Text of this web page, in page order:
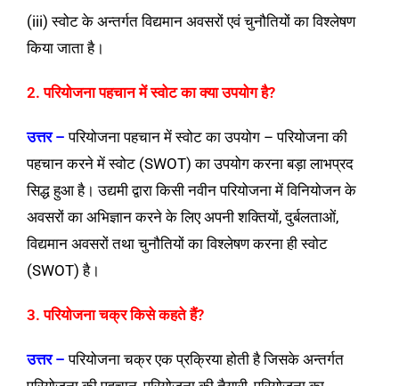
(iii) स्वोट के अन्तर्गत विद्यमान अवसरों एवं चुनौतियों का विश्लेषण
किया जाता है।
2. परियोजना पहचान में स्वोट का क्या उपयोग है?
उत्तर – परियोजना पहचान में स्वोट का उपयोग – परियोजना की
पहचान करने में स्वोट (SWOT) का उपयोग करना बड़ा लाभप्रद
सिद्ध हुआ है। उद्यमी द्वारा किसी नवीन परियोजना में विनियोजन के
अवसरों का अभिज्ञान करने के लिए अपनी शक्तियों, दुर्बलताओं,
विद्यमान अवसरों तथा चुनौतियों का विश्लेषण करना ही स्वोट
(SWOT) है।
3. परियोजना चक्र किसे कहते हैं?
उत्तर – परियोजना चक्र एक प्रक्रिया होती है जिसके अन्तर्गत